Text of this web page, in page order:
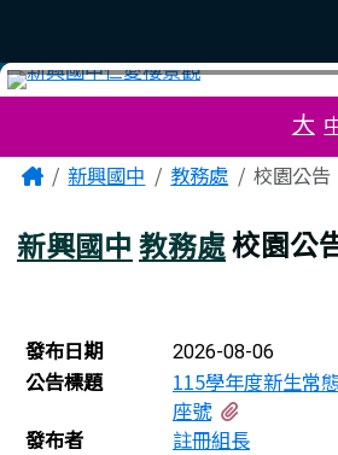
大
主內容區域
Home新興國中 教務處 校園公告
新興國中 教務處校園公
新聞列表
發布日期 2026-08-06
公告標題
115學年度新生常
座號
發布者
註冊組長
頁尾區域